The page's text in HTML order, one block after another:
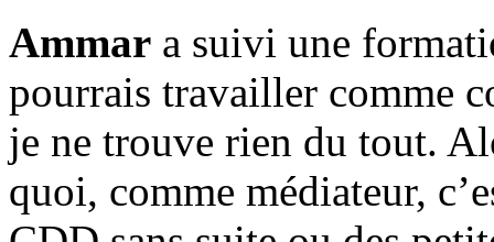
Ammar a suivi une
pourrais travailler comme
je ne trouve rien du tout.
quoi, comme médiateur,